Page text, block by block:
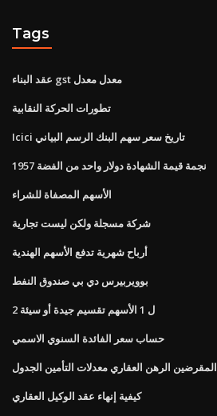
Tags
عقد البناء gst معدل معدل
تطورات الحركة النقابية
Icici تاريخ سعر سهم البنك الرسم البياني
1957 نجمة قيمة الشهادة دولار واحد من الفضة
الأسهم المصفاة للشراء
شركة مسجلة ولكن ليست تجارية
أرباح شهرية تدفع الأسهم الهندية
بوويربيرس دي بي صندوق النفط
2 ل 1 الأسهم تقسيم جيدة أو سيئة
حساب سعر الفائدة السنوي الاسمي
المقرضين الرهن العقاري معدلات التأمين الجدول
كيفية إنهاء عقد الوكيل العقاري